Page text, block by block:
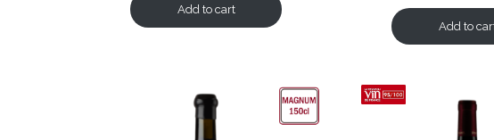
Add to cart
Add to